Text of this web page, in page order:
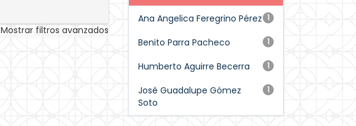
Mostrar filtros avanzados
1
Ana Angelica Feregrino Pérez
1
Benito Parra Pacheco
1
Humberto Aguirre Becerra
1
José Guadalupe Gómez
Soto